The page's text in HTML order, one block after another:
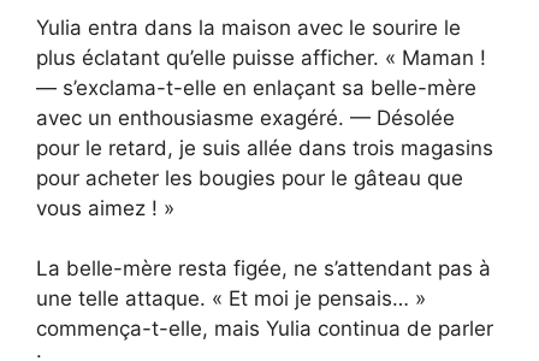
Yulia entra dans la maison avec le sourire le
plus éclatant qu’elle puisse afficher. « Maman !
— s’exclama-t-elle en enlaçant sa belle-mère
avec un enthousiasme exagéré. — Désolée
pour le retard, je suis allée dans trois magasins
pour acheter les bougies pour le gâteau que
vous aimez ! »
La belle-mère resta figée, ne s’attendant pas à
une telle attaque. « Et moi je pensais… »
commença-t-elle, mais Yulia continua de parler